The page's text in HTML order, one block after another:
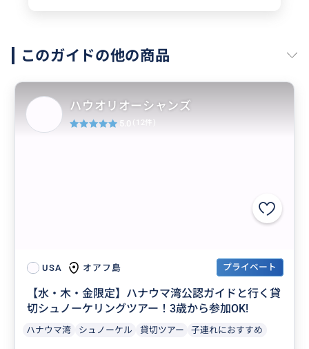
このガイドの他の商品
USA オアフ島 プライベート
【水・木・金限定】ハナウマ湾公認ガイドと行く貸
切シュノーケリングツアー！3歳から参加OK!
ハナウマ湾 シュノーケル 貸切ツアー 子連れにおすすめ
ハウオリオーシャンズ
5.0 (12件)